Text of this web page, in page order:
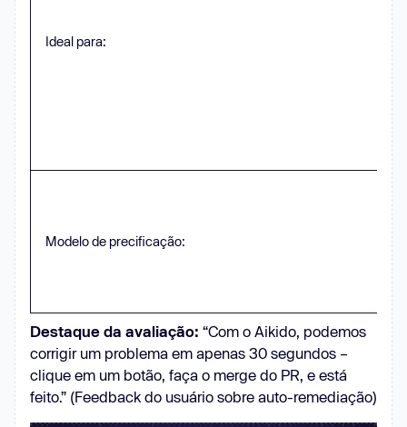
Ideal para:
Modelo de precificação:
Destaque da avaliação: “Com o Aikido, podemos
corrigir um problema em apenas 30 segundos –
clique em um botão, faça o merge do PR, e está
feito.” (Feedback do usuário sobre auto-remediação)